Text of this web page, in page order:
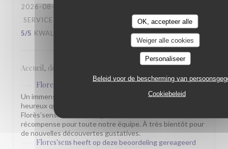
OK, accepteer alle
Weiger alle cookies
Personaliseer
Beleid voor de bescherming van
Cookiebeleid
2026-08-02
SERVICE
KEUKEN:
5/5 KWALITEIT / PRIJS
Accueil, déco, service
Flores'sens
heeft op deze beoordeling gereageerd
Un immense merci pour vos 5 étoiles ! Nous sommes très
heureux que vous ayez apprécié votre passage au
Florès’sens. Vos encouragements sont une belle
récompense pour toute notre équipe. À très bientôt pour
de nouvelles découvertes gustatives.
Flores'sens heeft op deze beoordeling gereageerd